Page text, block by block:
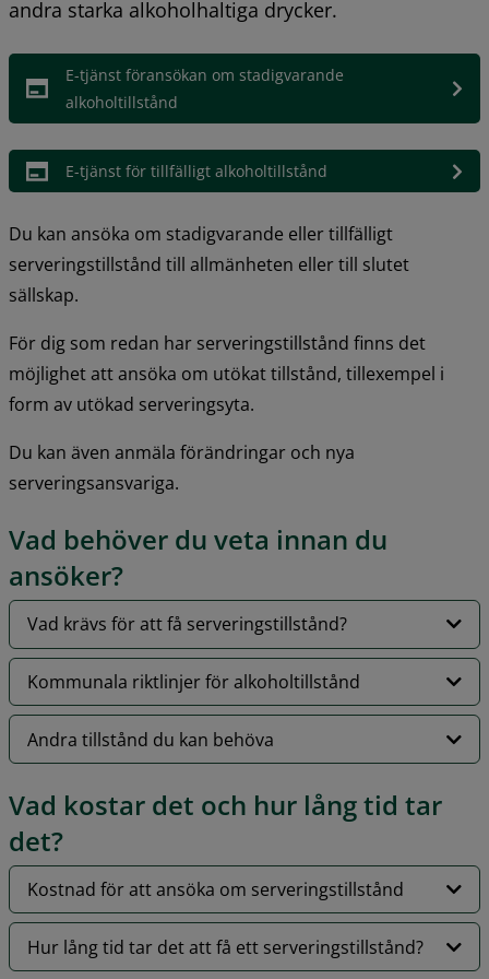
andra starka alkoholhaltiga drycker.
E-tjänst föransökan om stadigvarande
alkoholtillstånd
E-tjänst för tillfälligt alkoholtillstånd
Du kan ansöka om stadigvarande eller tillfälligt
serveringstillstånd till allmänheten eller till slutet
sällskap.
För dig som redan har serveringstillstånd finns det
möjlighet att ansöka om utökat tillstånd, tillexempel i
form av utökad serveringsyta.
Du kan även anmäla förändringar och nya
serveringsansvariga.
Vad behöver du veta innan du
ansöker?
Vad krävs för att få serveringstillstånd?
Kommunala riktlinjer för alkoholtillstånd
Andra tillstånd du kan behöva
Vad kostar det och hur lång tid tar
det?
Kostnad för att ansöka om serveringstillstånd
Hur lång tid tar det att få ett serveringstillstånd?